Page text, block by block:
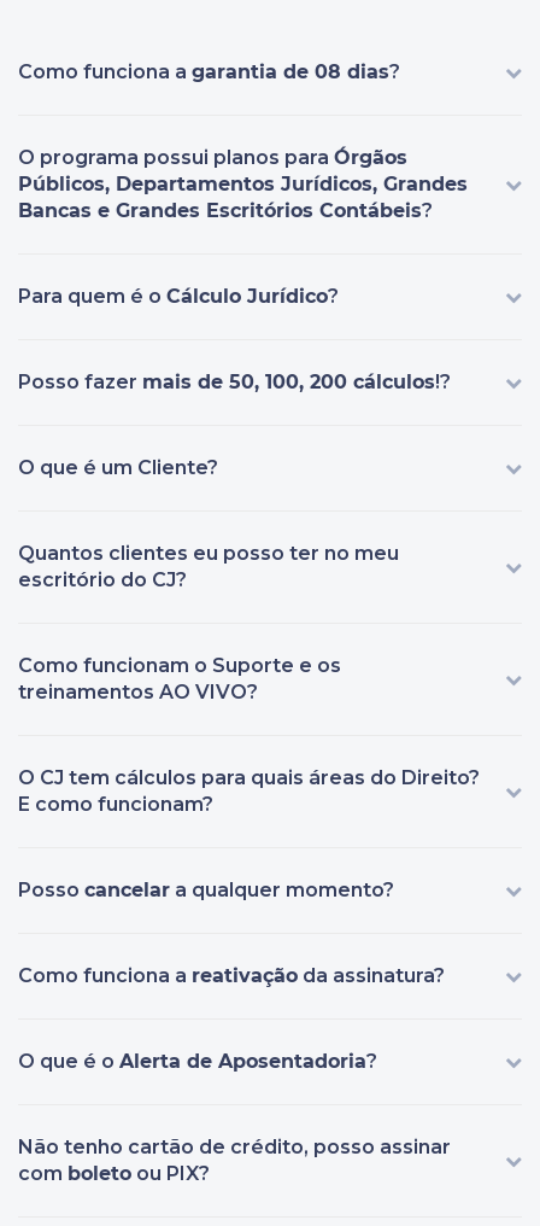
Como funciona a garantia de 08 dias?
O programa possui planos para Órgãos
Públicos, Departamentos Jurídicos, Grandes
Bancas e Grandes Escritórios Contábeis?
Para quem é o Cálculo Jurídico?
Posso fazer mais de 50, 100, 200 cálculos!?
O que é um Cliente?
Quantos clientes eu posso ter no meu
escritório do CJ?
Como funcionam o Suporte e os
treinamentos AO VIVO?
O CJ tem cálculos para quais áreas do Direito?
E como funcionam?
Posso cancelar a qualquer momento?
Como funciona a reativação da assinatura?
O que é o Alerta de Aposentadoria?
Não tenho cartão de crédito, posso assinar
com boleto ou PIX?